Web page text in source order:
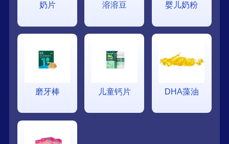
奶片 溶溶豆 婴儿奶粉
磨牙棒 儿童钙片 DHA藻油